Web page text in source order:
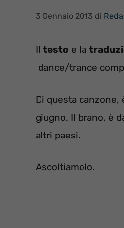
3 Gennaio 2013 di
Il testo e la
dance/trance
Di questa canzone,
giugno. Il brano, è
altri paesi.
Ascoltiamolo.